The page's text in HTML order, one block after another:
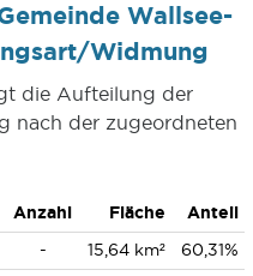
Wallsee-
Widmung
die Aufteilung der
nach der zugeordneten
Anzahl Fläche
Anteil
- 15,64 km² 60,31%